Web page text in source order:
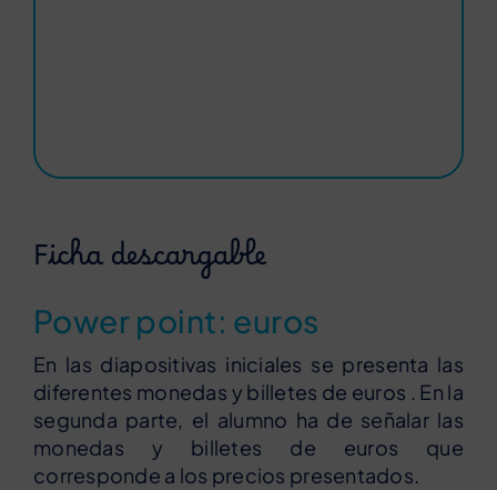
Ficha descargable
Power point: euros
En las diapositivas iniciales se presenta las
diferentes monedas y billetes de euros . En la
segunda parte, el alumno ha de señalar las
monedas y billetes de euros que
corresponde a los precios presentados.